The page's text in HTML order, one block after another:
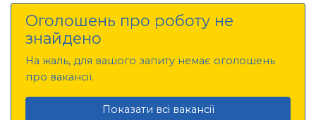
Оголошень про роботу не
знайдено
На жаль, для вашого запиту немає оголошень
про вакансії.
Показати всі вакансії